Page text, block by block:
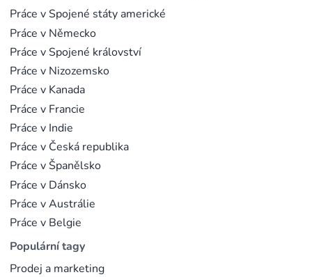
Práce v Spojené státy americké
Práce v Německo
Práce v Spojené království
Práce v Nizozemsko
Práce v Kanada
Práce v Francie
Práce v Indie
Práce v Česká republika
Práce v Španělsko
Práce v Dánsko
Práce v Austrálie
Práce v Belgie
Populární tagy
Prodej a marketing